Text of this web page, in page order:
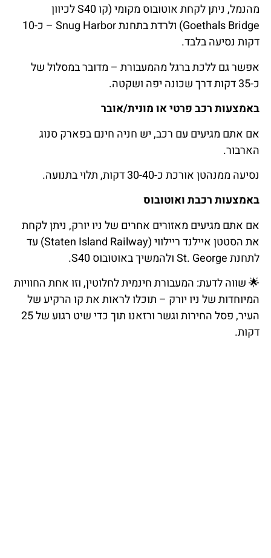
מהנמל, ניתן לקחת אוטובוס מקומי (קו S40 לכיוון
Goethals Bridge) ולרדת בתחנת Snug Harbor – כ-10
דקות נסיעה בלבד.
אפשר גם ללכת ברגל מהמעבורת – מדובר במסלול של
כ-35 דקות דרך שכונה יפה ושקטה.
באמצעות רכב פרטי או מונית/אובר
אם אתם מגיעים עם רכב, יש חניה חינם בפארק סנוג
הארבור.
נסיעה ממנהטן אורכת כ-30-40 דקות, תלוי בתנועה.
באמצעות רכבת ואוטובוס
אם אתם מגיעים מאזורים אחרים של ניו יורק, ניתן לקחת
את הסטטן איילנד ריילווי (Staten Island Railway) עד
לתחנת St. George ולהמשיך באוטובוס S40.
🌟שווהלדעת: המעבורת חינמית לחלוטין, וזו אחת החוויות
המיוחדות של ניו יורק – תוכלו לראות את קו הרקיע של
העיר, פסל החירות וגשר ורזאנו תוך כדי שיט רגוע של 25
דקות.